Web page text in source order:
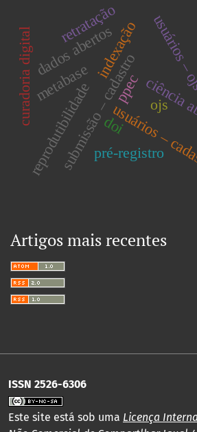
usuários –
submissão – cadastro
indexação
reprodutibilidade
dados abertos
pré-registro
doi
ojs
retratação
curadoria digitalmetabase ppec
Artigos mais recentes
ISSN 2526-6306
Este site está sob uma Licença